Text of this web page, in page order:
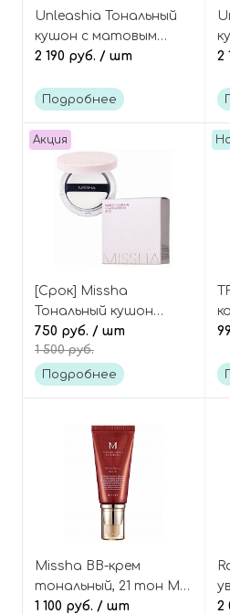
Unleashia Тональный
кушон с матовым
финишем, оттенок
Blue Cushion SPF40
2 190 руб. / шт
Подробнее
2
Акция
[Срок] Missha
Тональный кушон
Cover Lasting, 23 тон
Magic cushion cover
lasting 23
750 руб. / шт
1 500 руб.
Подробнее
Missha BB-крем
тональный, 21 тон M
Perfect cover B.B Cream
1 100 руб. / шт 2